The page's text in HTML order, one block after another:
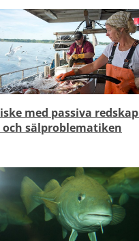
med passiva redskap
och sälproblematiken